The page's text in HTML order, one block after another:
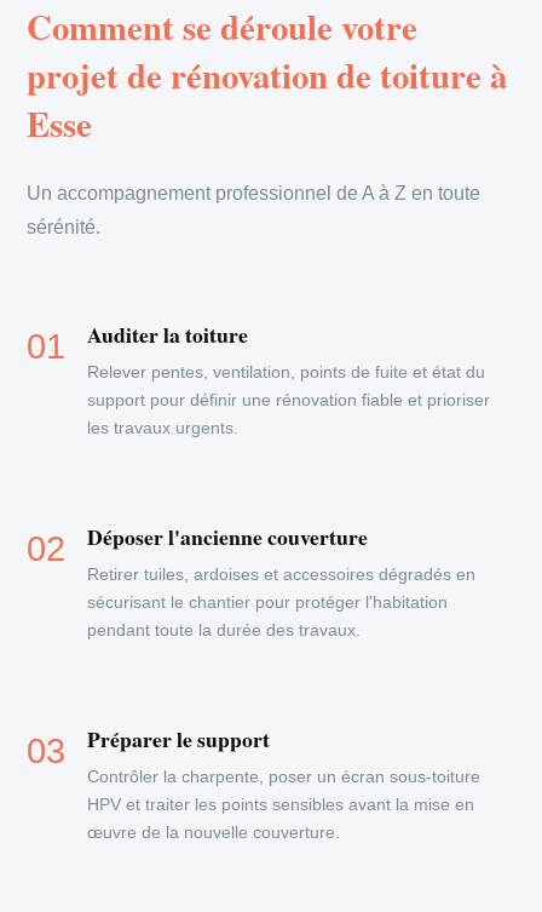
Comment se déroule votre
projet de rénovation de toiture à
Esse
Un accompagnement professionnel de A à Z en toute
sérénité.
Auditer la toiture
Relever pentes, ventilation, points de fuite et état du
support pour définir une rénovation fiable et prioriser
les travaux urgents.
Déposer l'ancienne couverture
Retirer tuiles, ardoises et accessoires dégradés en
sécurisant le chantier pour protéger l'habitation
pendant toute la durée des travaux.
Préparer le support
Contrôler la charpente, poser un écran sous-toiture
HPV et traiter les points sensibles avant la mise en
œuvre de la nouvelle couverture.